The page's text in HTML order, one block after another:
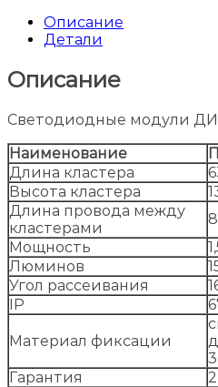
Описание
Детали
Описание
Светодиодные модули
Наименование
Длина кластера
Высота кластера
Длина провода между
кластерами
Мощность
Люминов
Угол рассеивания
IP
Материал фиксации
Гарантия